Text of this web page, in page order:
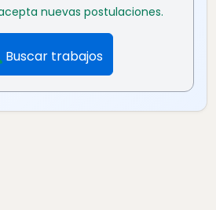
nuevas postulaciones.
Buscar trabajos